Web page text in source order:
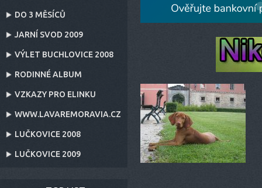
DO 3 MĚSÍCŮ
JARNÍ SVOD 2009
VÝLET BUCHLOVICE 2008
RODINNÉ ALBUM
VZKAZY PRO ELINKU
WWW.LAVAREMORAVIA.CZ
LUČKOVICE 2008
LUČKOVICE 2009